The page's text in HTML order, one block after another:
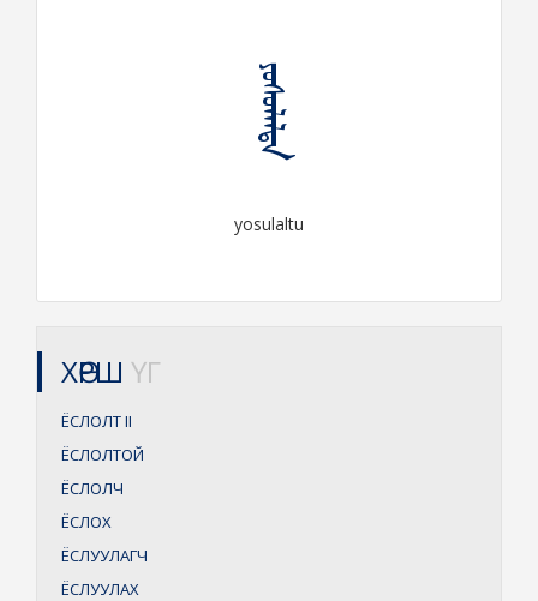
ᠶᠣᠰᠤᠯᠠᠯᠲᠠ
yosulaltu
ХӨРШ ҮГ
ЁСЛОЛТII
ЁСЛОЛТОЙ
ЁСЛОЛЧ
ЁСЛОХ
ЁСЛУУЛАГЧ
ЁСЛУУЛАХ